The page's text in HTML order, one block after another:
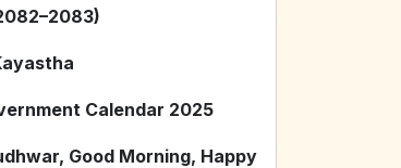
Calendar 2025
Good Morning, Happy